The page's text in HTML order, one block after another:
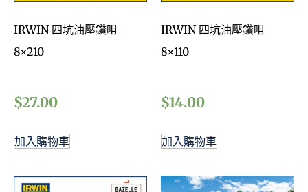
IRWIN 四坑油壓鑽咀
8×210
$27.00
加入購物車
IRWIN 四坑油壓鑽咀
8×110
$14.00
加入購物車